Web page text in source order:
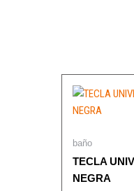
baño
TECLA
NEGRA